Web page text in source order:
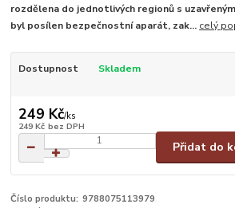
rozdělena do jednotlivých regionů s
byl posílen bezpečnostní aparát, zak... celý
Dostupnost Skladem
249 Kč/ks
249 Kč bez DPH
Přidat do
Číslo produktu: 9788075113979